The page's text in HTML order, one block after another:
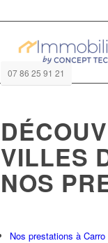
07 86 25 91 21
VILLES
NOS
Nos prestations à Carro